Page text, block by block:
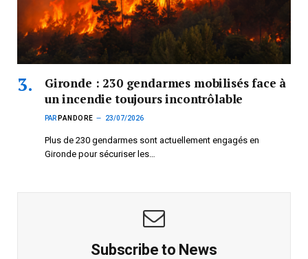
Gironde : 230 gendarmes mobilisés face à
un incendie toujours incontrôlable
PAR PANDORE 23/07/2026
Plus de 230 gendarmes sont actuellement engagés en
Gironde pour sécuriser les…
Subscribe to News